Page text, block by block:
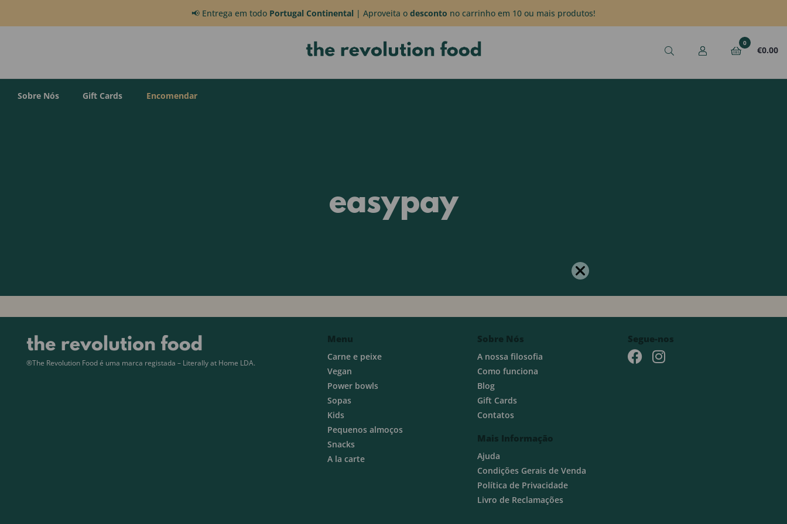
📢 Entrega em todo Portugal Continental | Aproveita o desconto no carrinho em 10 ou mais produtos!
0
€0.00
Sobre Nós Gift Cards Encomendar
easypay
®The Revolution Food é uma marca registada – Literally at Home LDA.
Menu
Carne e peixe
Vegan
Power bowls
Sopas
Kids
Pequenos almoços
Snacks
A la carte
Sobre Nós
A nossa filosofia
Como funciona
Blog
Gift Cards
Contatos
Mais Informação
Ajuda
Condições Gerais de Venda
Política de Privacidade
Livro de Reclamações
Segue-nos